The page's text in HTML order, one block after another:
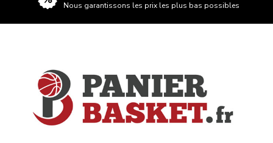
Nous garantissons les prix les plus bas possibles